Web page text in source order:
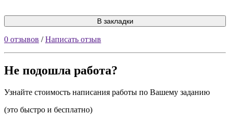
В закладки
0 отзывов /Написать отзыв
Не подошла работа?
Узнайте стоимость написания работы по Вашему заданию
(это быстро и бесплатно)